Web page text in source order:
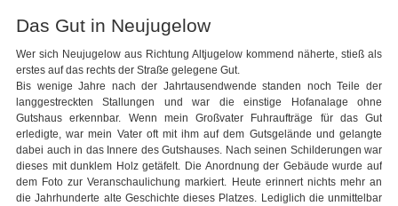
Das Gut in Neujugelow
Wer sich Neujugelow aus Richtung Altjugelow kommend näherte, stieß als
erstes auf das rechts der Straße gelegene Gut.
Bis wenige Jahre nach der Jahrtausendwende standen noch Teile der
langgestreckten Stallungen und war die einstige Hofanalage ohne
Gutshaus erkennbar. Wenn mein Großvater Fuhraufträge für das Gut
erledigte, war mein Vater oft mit ihm auf dem Gutsgelände und gelangte
dabei auch in das Innere des Gutshauses. Nach seinen Schilderungen war
dieses mit dunklem Holz getäfelt. Die Anordnung der Gebäude wurde auf
dem Foto zur Veranschaulichung markiert. Heute erinnert nichts mehr an
die Jahrhunderte alte Geschichte dieses Platzes. Lediglich die unmittelbar